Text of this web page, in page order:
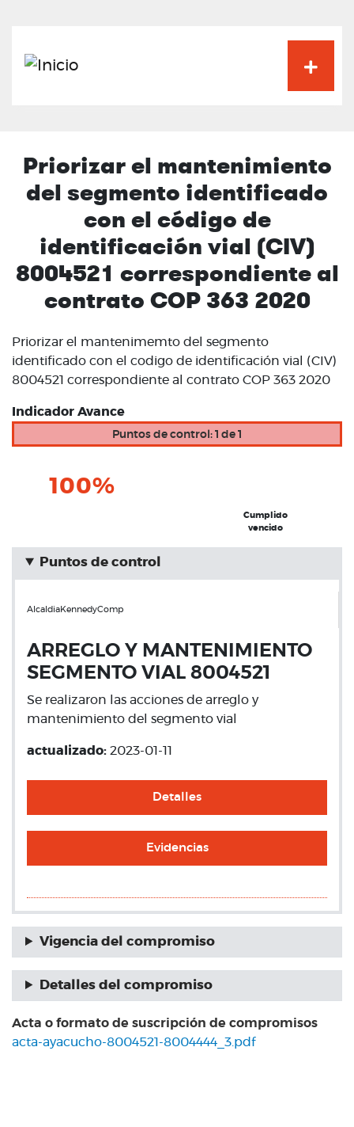
Priorizar el mantenimiento
del segmento identificado
con el código de
identificación vial (CIV)
8004521 correspondiente al
contrato COP 363 2020
Priorizar el mantenimemto del segmento
identificado con el codigo de identificación vial (CIV)
8004521 correspondiente al contrato COP 363 2020
Indicador Avance
Puntos de control: 1 de 1
100%
Cumplido
vencido
Puntos de control
AlcaldiaKennedyComp
ARREGLO Y MANTENIMIENTO
SEGMENTO VIAL 8004521
Se realizaron las acciones de arreglo y
mantenimiento del segmento vial
actualizado: 2023-01-11
Detalles
Evidencias
Vigencia del compromiso
Detalles del compromiso
Acta o formato de suscripción de compromisos
acta-ayacucho-8004521-8004444_3.pdf